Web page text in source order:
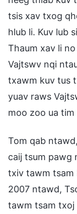
tsis xav txog
hlub li. Kuv lub
Thaum xav li
Vajtswv nqi
txawm kuv tus
yuav raws
moo zoo ua
Tom qab
caij tsum pawg
txiv tawm tsam
2007 ntawd,
tawm tsam txoj